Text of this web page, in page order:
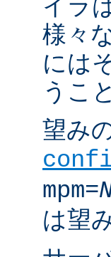
イラ
様々
には
うこ
望み
mpm=
は望